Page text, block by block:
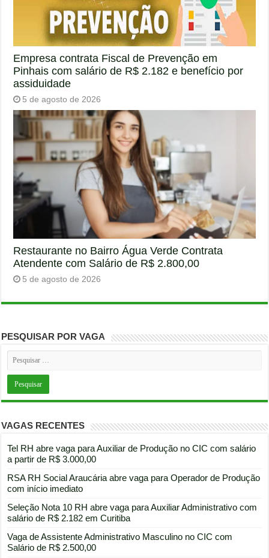
Empresa contrata Fiscal de Prevenção em
Pinhais com salário de R$ 2.182 e benefício por
assiduidade
5 de agosto de 2026
Restaurante no Bairro Água Verde Contrata
Atendente com Salário de R$ 2.800,00
5 de agosto de 2026
PESQUISAR POR VAGA
VAGAS RECENTES
Tel RH abre vaga para Auxiliar de Produção no CIC com salário
a partir de R$ 3.000,00
RSA RH Social Araucária abre vaga para Operador de Produção
com início imediato
Seleção Nota 10 RH abre vaga para Auxiliar Administrativo com
salário de R$ 2.182 em Curitiba
Vaga de Assistente Administrativo Masculino no CIC com
Salário de R$ 2.500,00